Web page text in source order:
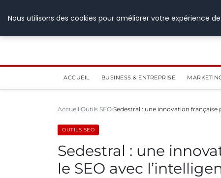
ACCUEIL BUSINESS & ENTREPRISE
Accueil Outils SEO Sedestral : une innovation française
OUTILS SEO
Sedestral : une
le SEO avec
Nous utilisons des cookies pour améliorer votre expérience